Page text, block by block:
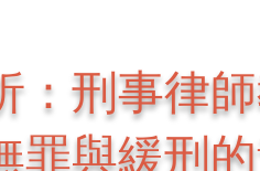
：刑事律
罪與緩刑